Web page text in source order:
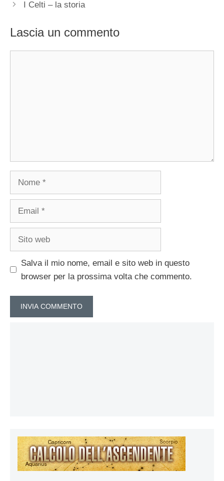
I Celti – la storia
Lascia un commento
Nome
Email
Sito
Salva il mio nome, email e sito web in questo
browser per la prossima volta che commento.